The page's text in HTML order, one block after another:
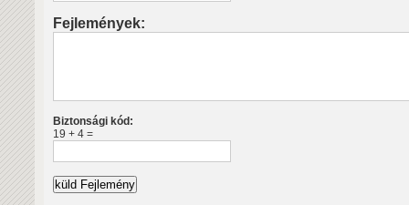
Fejlemények:
Biztonsági kód:
19 + 4 =